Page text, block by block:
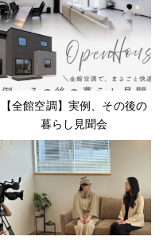
【全館空調】実例、その後の
暮らし見聞会